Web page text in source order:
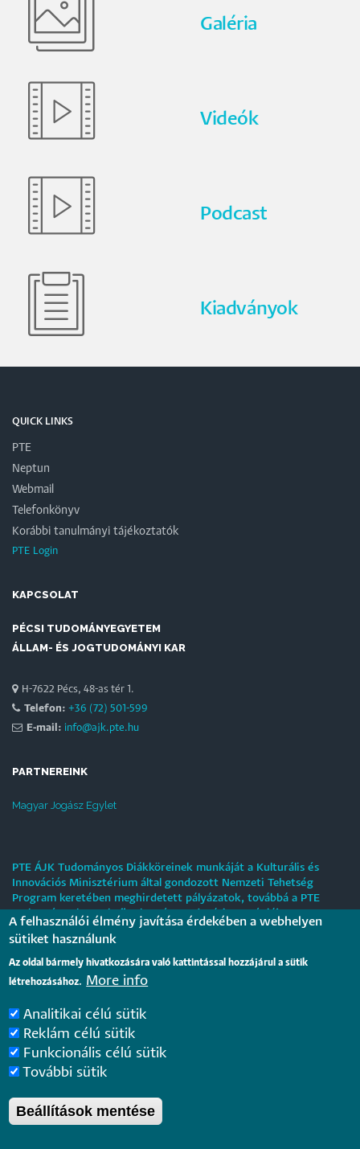
Galéria
Videók
Podcast
Kiadványok
QUICK LINKS
PTE
Neptun
Webmail
Telefonkönyv
Korábbi tanulmányi tájékoztatók
PTE Login
KAPCSOLAT
PÉCSI TUDOMÁNYEGYETEM
ÁLLAM- ÉS JOGTUDOMÁNYI KAR
H-7622 Pécs, 48-as tér 1.
Telefon: +36 (72) 501-599
E-mail: info@ajk.pte.hu
PARTNEREINK
Magyar Jogász Egylet
PTE ÁJK Tudományos Diákköreinek munkáját a Kulturális és
Innovációs Minisztérium által gondozott Nemzeti Tehetség
Program keretében meghirdetett pályázatok, továbbá a PTE
„Tehetségre hangolva” tehetséggondozási stratégiája
támogatják.
Tájékoztatás nyári működési rendről
2026. július 31.
Internationale rechtsvergleichende Konferenz für junge
Juristinnen und Juristen in Győr – Bewerbungsfrist: 25.
August 2026
2026. július 28.
A felhasználói élmény javítása érdekében a webhelyen
sütiket használunk
Az oldal bármely hivatkozására való kattintással hozzájárul a sütik
létrehozásához. More info
Analitikai célú sütik
Reklám célú sütik
Funkcionális célú sütik
További sütik
Beállítások mentése